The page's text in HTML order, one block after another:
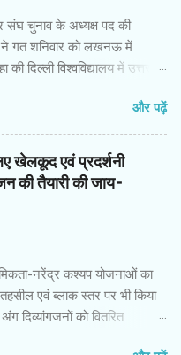
संघ चुनाव के अध्यक्ष पद की
ने गत शनिवार को लखनऊ में
दिल्ली विश्वविद्यालय में उत्तर
करने के लिए जाते हैं मैं आज अपने
परिवार के बीच में आई हूं। इस
के अलावा समाजसेवी,
रहे। भारत की राजधानी
भारत के सबसे बड़े राज्य उत्तर
है। ऐसे में दिल्ली विश्विद्यालय
उसमें यूपी के लखनऊ और पूर्वांचल
नहीं है। यह कहना है अंकिता
और पढ़ें
खेलकूद एवं प्रदर्शनी
की तैयारी की जाय–
नरेंद्र कश्यप योजनाओं का
एवं ब्लाक स्तर पर भी किया
दिव्यांगजनों को वितरित